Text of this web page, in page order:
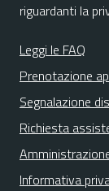
riguardanti la
Leggi le FAQ
Prenotazione
Segnalazione
Richiesta
Informativa